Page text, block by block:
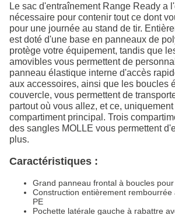
Le sac d'entraînement Range Ready a
nécessaire pour contenir tout ce dont
pour une journée au stand de tir.
est doté d'une base en panneaux de
protège votre équipement, tandis que
amovibles vous permettent de
panneau élastique interne d'accès
aux accessoires, ainsi que les boucles
couvercle, vous permettent de
partout où vous allez, et ce,
compartiment principal. Trois
des sangles MOLLE vous permettent
plus.
Caractéristiques :
Grand panneau frontal à boucles
Construction entièrement rembourrée
PE
Pochette latérale gauche à rabattre